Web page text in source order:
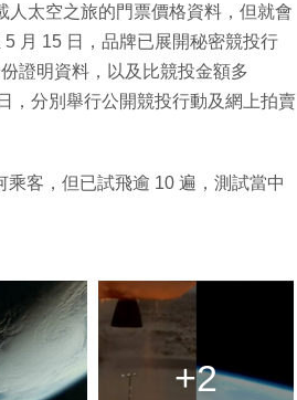
太空之旅的門票價格資料，但就會
月 15 日，品牌已展開秘密競投行
證明資料，以及比競投金額多
，分別舉行公開競投行動及網上拍賣
客，但已試飛逾 10 遍，測試當中
+2